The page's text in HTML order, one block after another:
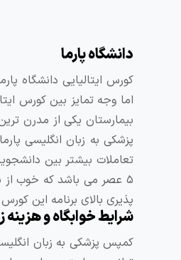
دانشگاه پارما
کورس ایتالیایی دانشگاه
اما وجه تمایز بین کورس
پزشکی به زبان انگلیسی
پذیری بالای برنامه این
شرایط خوابگاه و هزینه
کمپس پزشکی به زبان